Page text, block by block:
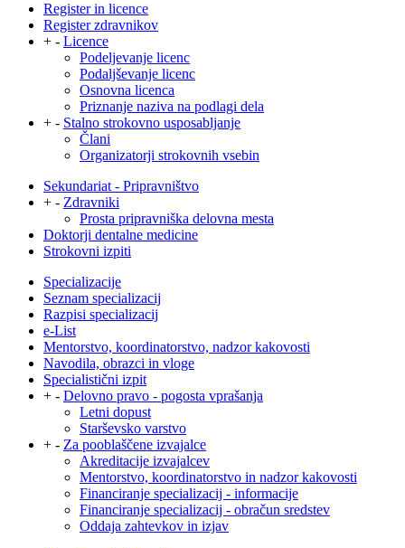
Register in licence
Register zdravnikov
+ - Licence
Podeljevanje licenc
Podaljševanje licenc
Osnovna licenca
Priznanje naziva na podlagi dela
+ - Stalno strokovno usposabljanje
Člani
Organizatorji strokovnih vsebin
Sekundariat - Pripravništvo
+ - Zdravniki
Prosta pripravniška delovna mesta
Doktorji dentalne medicine
Strokovni izpiti
Specializacije
Seznam specializacij
Razpisi specializacij
e-List
Mentorstvo, koordinatorstvo, nadzor kakovosti
Navodila, obrazci in vloge
Specialistični izpit
+ - Delovno pravo - pogosta vprašanja
Letni dopust
Starševsko varstvo
+ - Za pooblaščene izvajalce
Akreditacije izvajalcev
Mentorstvo, koordinatorstvo in nadzor kakovosti
Financiranje specializacij - informacije
Financiranje specializacij - obračun sredstev
Oddaja zahtevkov in izjav